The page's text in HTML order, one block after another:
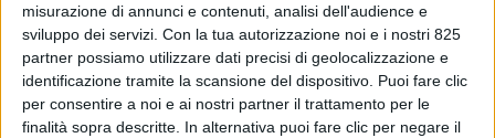
misurazione di annunci e contenuti, analisi dell'audience e
sviluppo dei servizi. Con la tua autorizzazione noi e i nostri 825
partner possiamo utilizzare dati precisi di geolocalizzazione e
identificazione tramite la scansione del dispositivo. Puoi fare clic
per consentire a noi e ai nostri partner il trattamento per le
finalità sopra descritte. In alternativa puoi fare clic per negare il
NOTIZIE E INTERVISTE IN EVIDENZA 25 MARZO 2021